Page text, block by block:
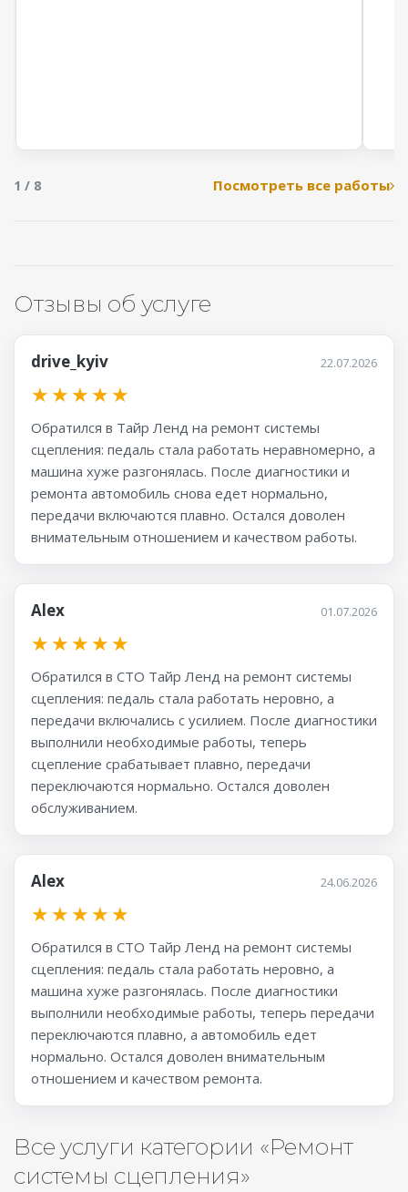
1 / 8 Посмотреть все работы
Отзывы об услуге
drive_kyiv 22.07.2026
★★★★★
Обратился в Тайр Ленд на ремонт системы
сцепления: педаль стала работать неравномерно, а
машина хуже разгонялась. После диагностики и
ремонта автомобиль снова едет нормально,
передачи включаются плавно. Остался доволен
внимательным отношением и качеством работы.
Alex 01.07.2026
★★★★★
Обратился в СТО Тайр Ленд на ремонт системы
сцепления: педаль стала работать неровно, а
передачи включались с усилием. После диагностики
выполнили необходимые работы, теперь
сцепление срабатывает плавно, передачи
переключаются нормально. Остался доволен
обслуживанием.
Alex 24.06.2026
★★★★★
Обратился в СТО Тайр Ленд на ремонт системы
сцепления: педаль стала работать неровно, а
машина хуже разгонялась. После диагностики
выполнили необходимые работы, теперь передачи
переключаются плавно, а автомобиль едет
нормально. Остался доволен внимательным
отношением и качеством ремонта.
Все услуги категории «Ремонт
системы сцепления»